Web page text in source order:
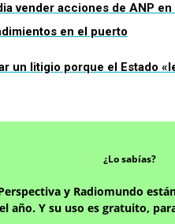
vender acciones de ANP
en el puerto
un litigio porque el Estado
¿Lo sabías?
y Radiomundo
año. Y su uso es gratuito,